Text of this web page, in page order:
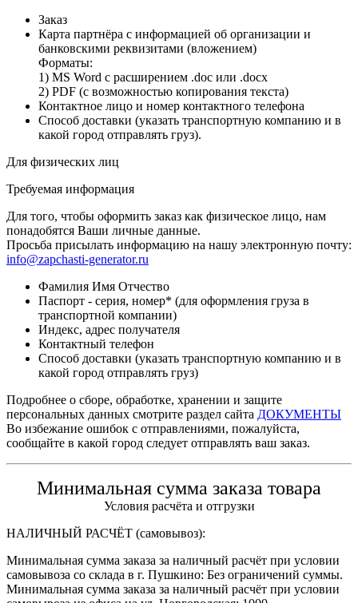
Заказ
Карта партнёра с информацией об организации и
банковскими реквизитами (вложением)
Форматы:
1) MS Word с расширением .doc или .docx
2) PDF (с возможностью копирования текста)
Контактное лицо и номер контактного телефона
Способ доставки (указать транспортную компанию и в
какой город отправлять груз).
Для физических лиц
Требуемая информация
Для того, чтобы оформить заказ как физическое лицо, нам
понадобятся Ваши личные данные.
Просьба присылать информацию на нашу электронную почту:
info@zapchasti-generator.ru
Фамилия Имя Отчество
Паспорт - серия, номер* (для оформления груза в
транспортной компании)
Индекс, адрес получателя
Контактный телефон
Способ доставки (указать транспортную компанию и в
какой город отправлять груз)
Подробнее о сборе, обработке, хранении и защите
персональных данных смотрите раздел сайта ДОКУМЕНТЫ
Во избежание ошибок с отправлениями, пожалуйста,
сообщайте в какой город следует отправлять ваш заказ.
Минимальная сумма заказа товара
Условия расчёта и отгрузки
НАЛИЧНЫЙ РАСЧЁТ (самовывоз):
Минимальная сумма заказа за наличный расчёт при условии
самовывоза со склада в г. Пушкино: Без ограничений суммы.
Минимальная сумма заказа за наличный расчёт при условии